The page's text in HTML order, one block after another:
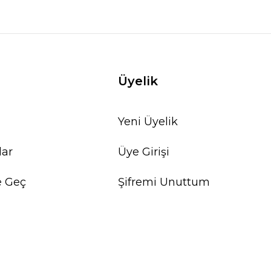
Geç
Üyelik
Yeni Üyelik
Üye Girişi
Şifremi Unuttum